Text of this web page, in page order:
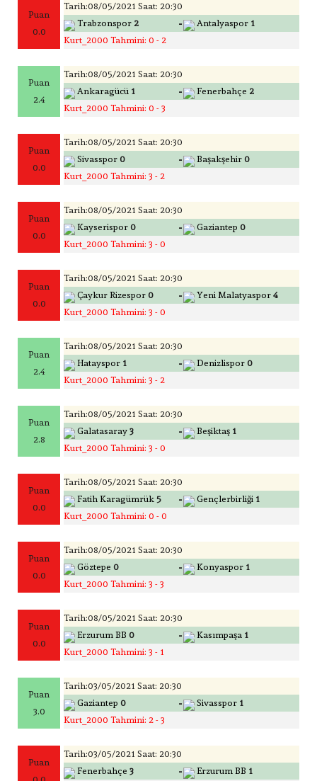
Puan
0.0
Tarih:08/05/2021 Saat: 20:30
Trabzonspor 2 - Antalyaspor 1
Kurt_2000 Tahmini: 0 - 2
Puan
2.4
Tarih:08/05/2021 Saat: 20:30
Ankaragücü 1 - Fenerbahçe 2
Kurt_2000 Tahmini: 0 - 3
Puan
0.0
Tarih:08/05/2021 Saat: 20:30
Sivasspor 0 - Başakşehir 0
Kurt_2000 Tahmini: 3 - 2
Puan
0.0
Tarih:08/05/2021 Saat: 20:30
Kayserispor 0 - Gaziantep 0
Kurt_2000 Tahmini: 3 - 0
Puan
0.0
Tarih:08/05/2021 Saat: 20:30
Çaykur Rizespor 0 - Yeni Malatyaspor 4
Kurt_2000 Tahmini: 3 - 0
Puan
2.4
Tarih:08/05/2021 Saat: 20:30
Hatayspor 1 - Denizlispor 0
Kurt_2000 Tahmini: 3 - 2
Puan
2.8
Tarih:08/05/2021 Saat: 20:30
Galatasaray 3 - Beşiktaş 1
Kurt_2000 Tahmini: 3 - 0
Puan
0.0
Tarih:08/05/2021 Saat: 20:30
Fatih Karagümrük 5 - Gençlerbirliği 1
Kurt_2000 Tahmini: 0 - 0
Puan
0.0
Tarih:08/05/2021 Saat: 20:30
Göztepe 0 - Konyaspor 1
Kurt_2000 Tahmini: 3 - 3
Puan
0.0
Tarih:08/05/2021 Saat: 20:30
Erzurum BB 0 - Kasımpaşa 1
Kurt_2000 Tahmini: 3 - 1
Puan
3.0
Tarih:03/05/2021 Saat: 20:30
Gaziantep 0 - Sivasspor 1
Kurt_2000 Tahmini: 2 - 3
Puan
Tarih:03/05/2021 Saat: 20:30
Fenerbahçe 3 - Erzurum BB 1